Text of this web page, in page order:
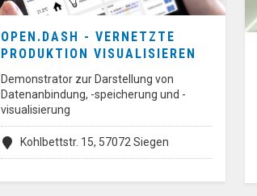
OPEN.DASH - VERNETZTE
PRODUKTION VISUALISIEREN
Demonstrator zur Darstellung von
Datenanbindung, -speicherung und -
visualisierung
Kohlbettstr. 15, 57072 Siegen